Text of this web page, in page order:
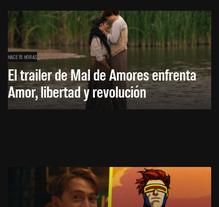
HACE 15 HORAS
El trailer de Mal de Amores enfrenta
Amor, libertad y revolución